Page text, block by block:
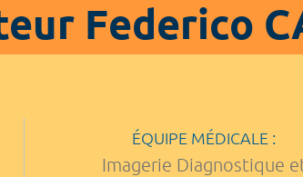
Federico
ÉQUIPE MÉDICALE :
Imagerie Diagnostique